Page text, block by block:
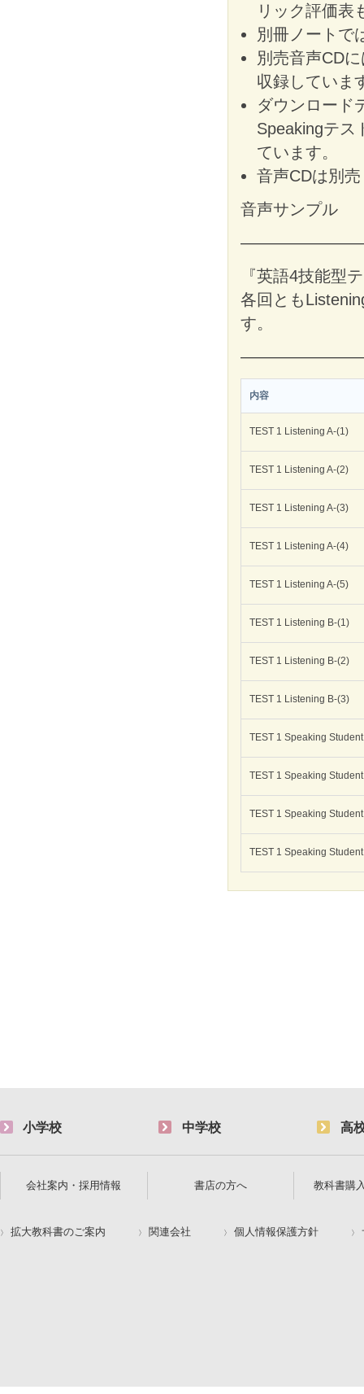
リック評価表
別冊ノートで
別売音声CD
収録していま
ダウンロード
Speakingテス
ています。
音声CDは別
音声サンプル
『英語4技能型
各回とも
す。
内容
TEST 1 Listening A-(1)
TEST 1 Listening A-(2)
TEST 1 Listening A-(3)
TEST 1 Listening A-(4)
TEST 1 Listening A-(5)
TEST 1 Listening B-(1)
TEST 1 Listening B-(2)
TEST 1 Listening B-(3)
TEST 1 Speaking
TEST 1 Speaking
TEST 1 Speaking Student
TEST 1 Speaking
小学校 中学校 高
会社案内・採用情報 書店の方へ 教科書購
拡大教科書のご案内 関連会社 個人情報保護方針